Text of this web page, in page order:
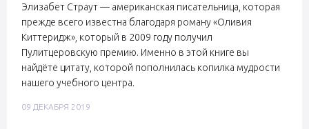
Элизабет Страут — американская писательница, которая
прежде всего известна благодаря роману «Оливия
Киттеридж», который в 2009 году получил
Пулитцеровскую премию. Именно в этой книге вы
найдёте цитату, которой пополнилась копилка мудрости
нашего учебного центра.
09 ДЕКАБРЯ 2019